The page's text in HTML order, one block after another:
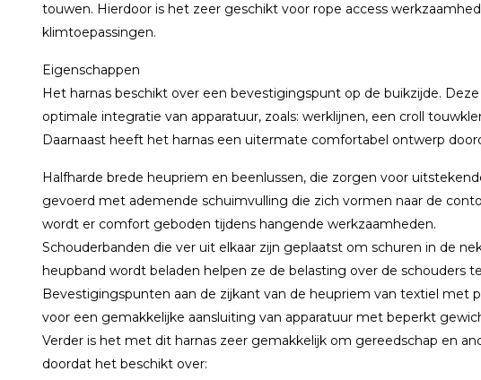
touwen. Hierdoor is het zeer geschikt voor rope access
klimtoepassingen.
Eigenschappen
Het harnas beschikt over een bevestigingspunt op de buikzijde.
optimale integratie van apparatuur, zoals: werklijnen, een croll
Daarnaast heeft het harnas een uitermate comfortabel ontwerp
Halfharde brede heupriem en beenlussen, die zorgen voor
gevoerd met ademende schuimvulling die zich vormen naar de
wordt er comfort geboden tijdens hangende werkzaamheden.
Schouderbanden die ver uit elkaar zijn geplaatst om schuren in de
heupband wordt beladen helpen ze de belasting over de schouders
Bevestigingspunten aan de zijkant van de heupriem van textiel met
voor een gemakkelijke aansluiting van apparatuur met beperkt
Verder is het met dit harnas zeer gemakkelijk om gereedschap en
doordat het beschikt over: